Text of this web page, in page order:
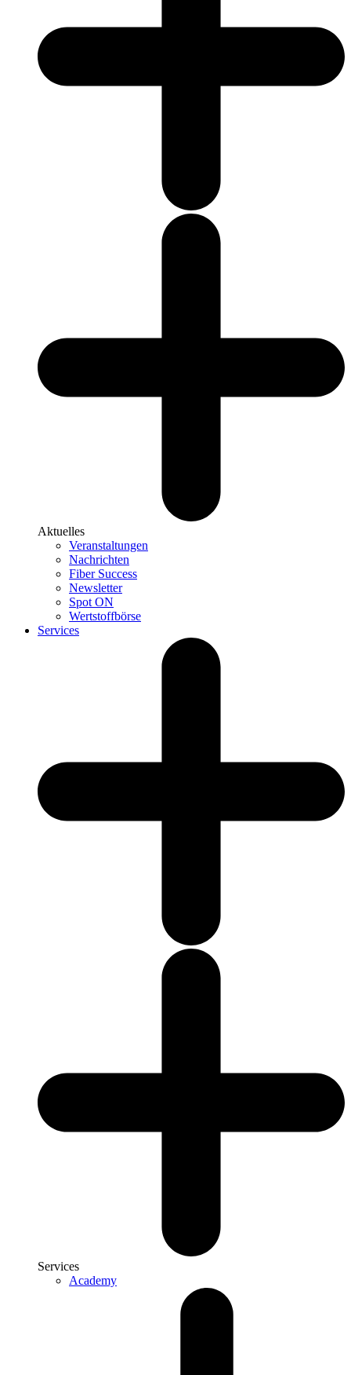
Aktuelles
Veranstaltungen
Nachrichten
Fiber Success
Newsletter
Spot ON
Wertstoffbörse
Services
Services
Academy